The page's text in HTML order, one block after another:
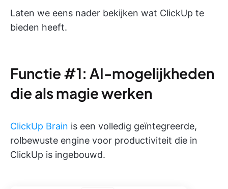
Laten we eens nader bekijken wat ClickUp te
bieden heeft.
Functie #1: AI-mogelijkheden
die als magie werken
ClickUp Brain is een volledig geïntegreerde,
rolbewuste engine voor productiviteit die in
ClickUp is ingebouwd.